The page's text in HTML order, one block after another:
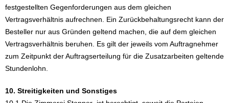
festgestellten Gegenforderungen aus dem gleichen
Vertragsverhältnis aufrechnen. Ein Zurückbehaltungsrecht kann der
Besteller nur aus Gründen geltend machen, die auf dem gleichen
Vertragsverhältnis beruhen. Es gilt der jeweils vom Auftragnehmer
zum Zeitpunkt der Auftragserteilung für die Zusatzarbeiten geltende
Stundenlohn.
10. Streitigkeiten und Sonstiges